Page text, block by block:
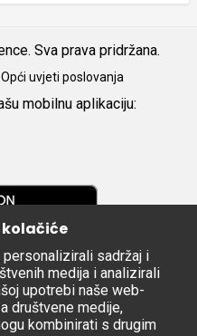
Sva prava pridržana.
Opći uvjeti poslovanja
mobilnu aplikaciju:
sadržaj i
medija i analizirali
upotrebi naše web-
društvene medije,
kombinirati s drugim